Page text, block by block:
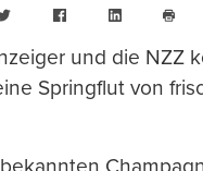
Twitter FacebookLinkedIn
und die NZZ
Springflut von